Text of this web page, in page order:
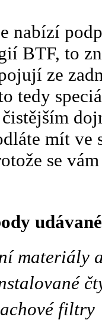
nabízí
BTF, to
ze
tedy
mít ve
se
materiály
filtry